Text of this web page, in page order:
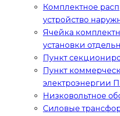
Комплектное
устройство
Ячейка
установки
Пункт
Пункт
электроэнергии
Низковольтное
Силовые